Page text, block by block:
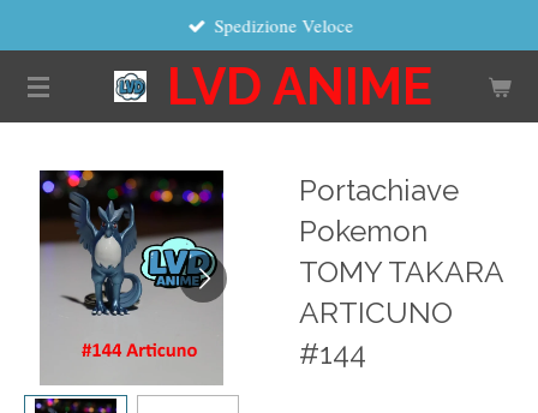
contenuto
principale
LVD ANIME
Spedizione Veloce
Portachiave
Pokemon
TOMY TAKARA
ARTICUNO
#144